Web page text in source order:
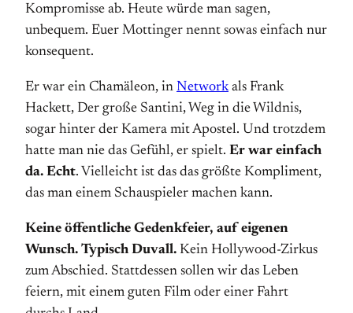
Kompromisse ab. Heute würde man sagen,
unbequem. Euer Mottinger nennt sowas einfach nur
konsequent.
Er war ein Chamäleon, in Networkals Frank
Hackett, Der große Santini, Weg in die Wildnis,
sogar hinter der Kamera mit Apostel. Und trotzdem
hatte man nie das Gefühl, er spielt. Er war einfach
da. Echt. Vielleicht ist das das größte Kompliment,
das man einem Schauspieler machen kann.
Keine öffentliche Gedenkfeier, auf eigenen
Wunsch. Typisch Duvall. Kein Hollywood-Zirkus
zum Abschied. Stattdessen sollen wir das Leben
feiern, mit einem guten Film oder einer Fahrt